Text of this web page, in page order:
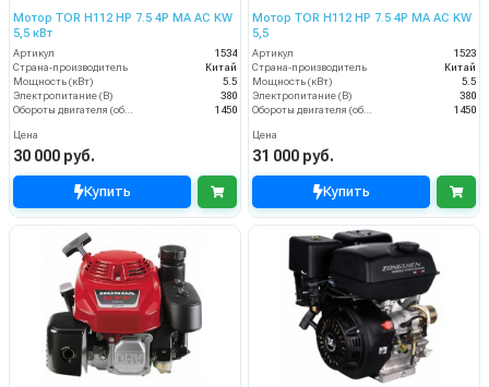
Мотор TOR H112 HP 7.5 4P MA AC KW
5,5 кВт
Артикул
1534
Страна-производитель
Китай
Мощность (кВт)
5.5
Электропитание (В)
380
1450
Цена
30 000 руб.
Купить
Мотор TOR H112 HP 7.5 4P MA AC KW
5,5
Артикул
1523
Страна-производитель
Китай
Мощность (кВт)
5.5
Электропитание (В)
380
1450
Цена
31 000 руб.
Купить